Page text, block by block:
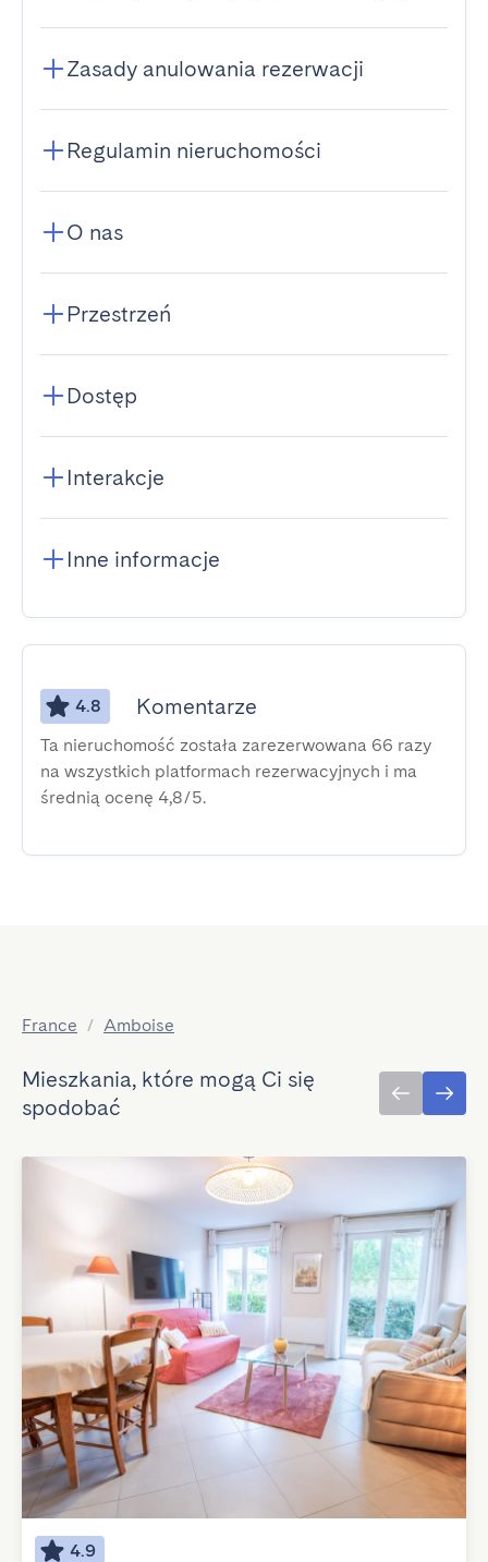
Zasady anulowania rezerwacji
Regulamin nieruchomości
O nas
Przestrzeń
Dostęp
Interakcje
Inne informacje
4.8 Komentarze
Ta nieruchomość została zarezerwowana 66 razy
na wszystkich platformach rezerwacyjnych i ma
średnią ocenę 4,8/5.
France / Amboise
Mieszkania, które mogą Ci się
spodobać
4.9